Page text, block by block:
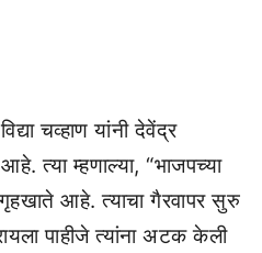
चव्हाण यांनी देवेंद्र
त्या म्हणाल्या, “भाजपच्या
आहे. त्याचा गैरवापर सुरु
पाहीजे त्यांना अटक केली